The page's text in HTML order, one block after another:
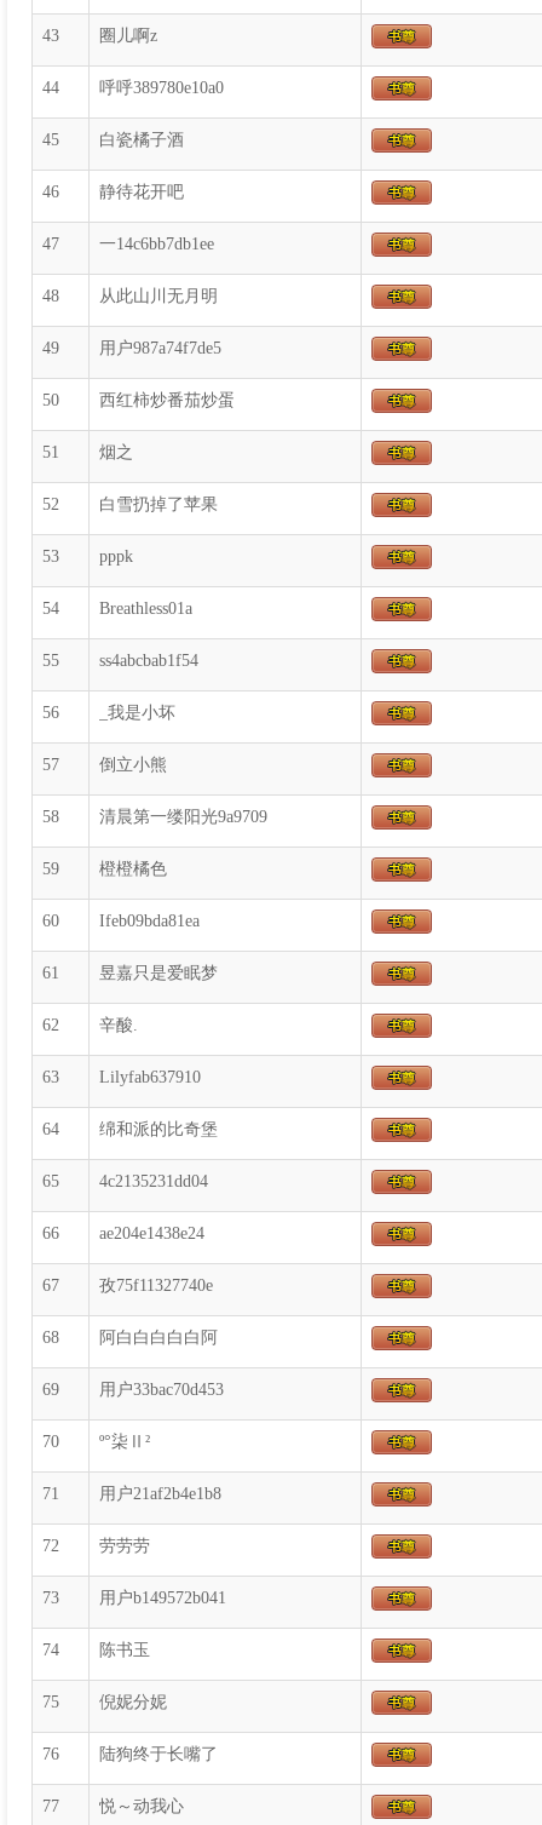
43 圈儿啊z
44 呼呼389780e10a0
45 白瓷橘子酒
46 静待花开吧
47 一14c6bb7db1ee
48 从此山川无月明
49 用户987a74f7de5
50 西红柿炒番茄炒蛋
51 烟之
52 白雪扔掉了苹果
53 pppk
54 Breathless01a
55 ss4abcbab1f54
56 _我是小坏
57 倒立小熊
58 清晨第一缕阳光9a9709
59 橙橙橘色
60 Ifeb09bda81ea
61 昱嘉只是爱眠梦
62 辛酸.
63 Lilyfab637910
64 绵和派的比奇堡
65 4c2135231dd04
66 ae204e1438e24
67 孜75f11327740e
68 阿白白白白白阿
69 用户33bac70d453
70 º°柒Ⅱ²
71 用户21af2b4e1b8
72 劳劳劳
73 用户b149572b041
74 陈书玉
75 倪妮分妮
76 陆狗终于长嘴了
77 悦～动我心